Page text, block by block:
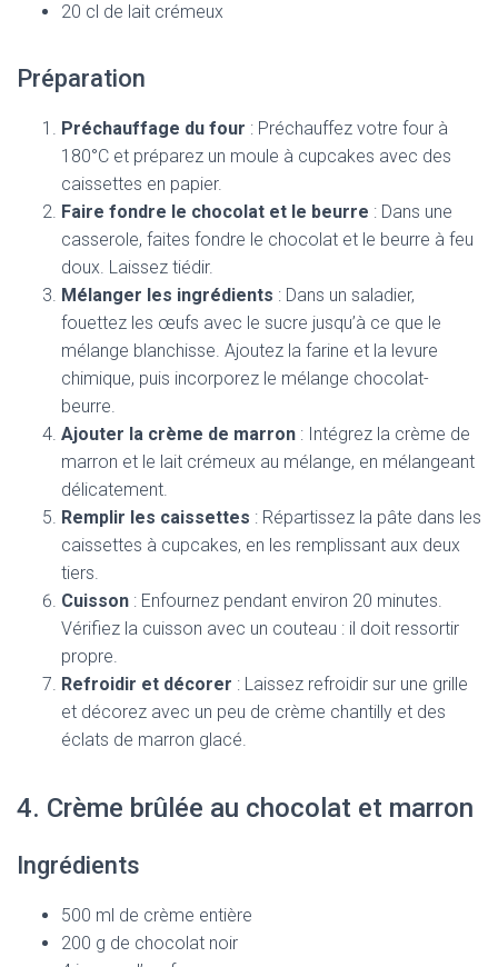
20 cl de lait crémeux
Préparation
Préchauffage du four : Préchauffez votre four à
180°C et préparez un moule à cupcakes avec des
caissettes en papier.
Faire fondre le chocolat et le beurre : Dans une
casserole, faites fondre le chocolat et le beurre à feu
doux. Laissez tiédir.
Mélanger les ingrédients : Dans un saladier,
fouettez les œufs avec le sucre jusqu’à ce que le
mélange blanchisse. Ajoutez la farine et la levure
chimique, puis incorporez le mélange chocolat-
beurre.
Ajouter la crème de marron : Intégrez la crème de
marron et le lait crémeux au mélange, en mélangeant
délicatement.
Remplir les caissettes : Répartissez la pâte dans les
caissettes à cupcakes, en les remplissant aux deux
tiers.
Cuisson : Enfournez pendant environ 20 minutes.
Vérifiez la cuisson avec un couteau : il doit ressortir
propre.
Refroidir et décorer : Laissez refroidir sur une grille
et décorez avec un peu de crème chantilly et des
éclats de marron glacé.
4. Crème brûlée au chocolat et marron
Ingrédients
500 ml de crème entière
200 g de chocolat noir